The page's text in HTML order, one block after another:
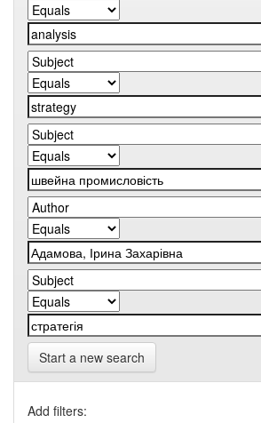
Start a new search
Add filters: